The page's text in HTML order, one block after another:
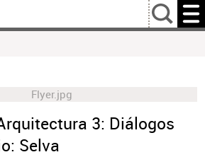
…
3: Diálogos
Selva